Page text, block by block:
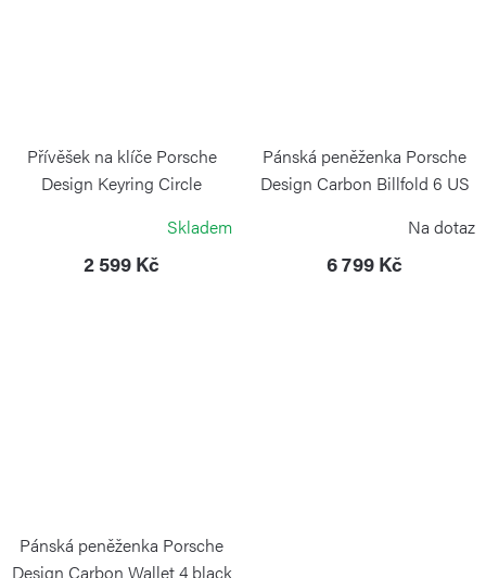
Přívěšek na klíče Porsche
Design Keyring Circle
PORSCHE DESIGNSkladem
2 599 Kč
Pánská peněženka Porsche
Design Carbon Billfold 6 US
PORSCHE DESIGNNa dotaz
6 799 Kč
Pánská peněženka Porsche
Design Carbon Wallet 4 black